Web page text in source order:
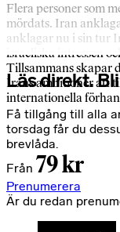
Flera personer som
mördats. Iran
anklagar nu i sin tur
israeliska intressen
Tillsammans skapar
Irans ambitioner att
internationella
Läs direkt.
Få tillgång till alla
torsdag får du
brevlåda.
Från 79 kr
Prenumerera
Är du redan